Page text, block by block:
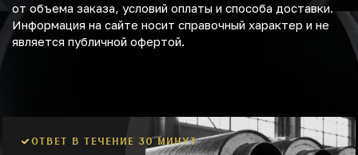
от объема заказа, условий оплаты и способа доставки.
Информация на сайте носит справочный характер и не
является публичной офертой.
ОТВЕТ В ТЕЧЕНИЕ 30 МИНУТ